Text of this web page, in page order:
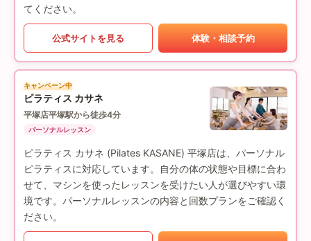
てください。
公式サイトを見る 体験・相談予約
キャンペーン中
ピラティス カサネ
平塚店平塚駅から徒歩4分
パーソナルレッスン
ピラティス カサネ (Pilates KASANE) 平塚店は、パーソナル
ピラティスに対応しています。自分の体の状態や目標に合わ
せて、マシンを使ったレッスンを受けたい人が選びやすい環
境です。パーソナルレッスンの内容と回数プランをご確認く
ださい。